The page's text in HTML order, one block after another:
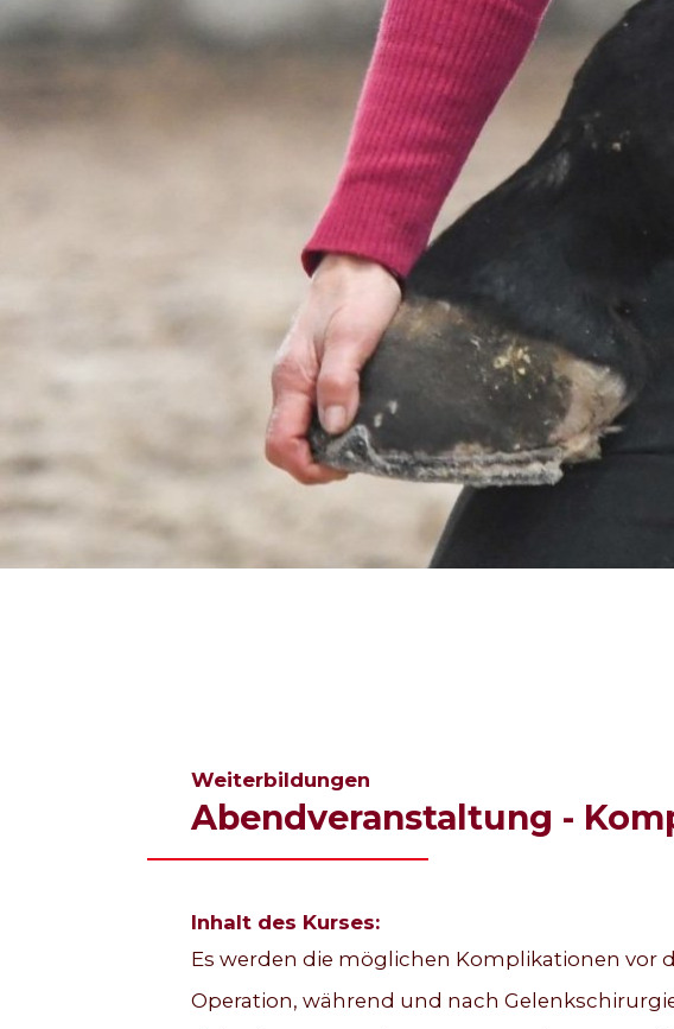
Weiterbildungen
Abendveranstaltung -
Inhalt des Kurses:
Es werden die möglichen Komplikationen vor
Operation, während und nach